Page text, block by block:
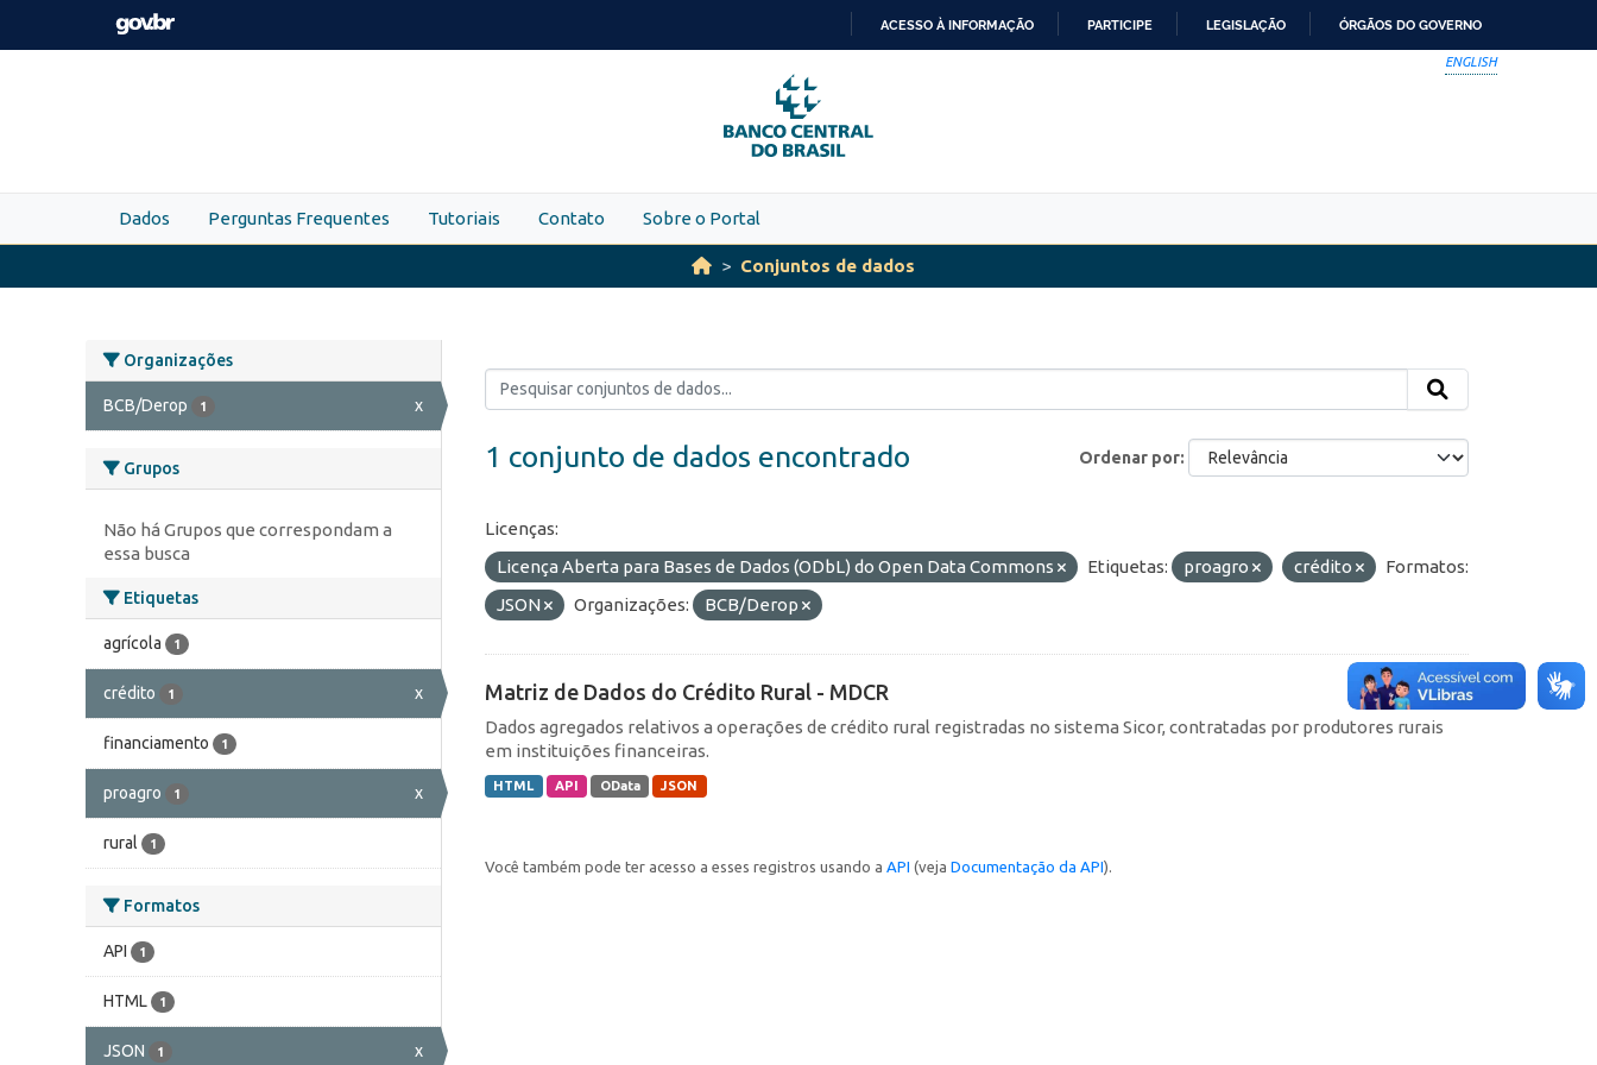
Skip to main content
PARA
O
CONTEÚDO
ACESSO À INFORMAÇÃO PARTICIPE LEGISLAÇÃO ÓRGÃOS DO GOVERNO
ENGLISH
Dados Perguntas Frequentes Tutoriais Contato Sobre o Portal
Conjuntos de dados
Organizações
BCB/Derop 1 x
Grupos
Não há Grupos que correspondam a
essa busca
Etiquetas
agrícola 1
crédito 1 x
financiamento 1
proagro 1 x
rural 1
Formatos
API 1
HTML 1
JSON 1 x
Ordenar por
1 conjunto de dados encontrado
Licenças:
Licença Aberta para Bases de Dados (ODbL) do Open Data Commons
Etiquetas: proagro crédito
Formatos:
JSON
Organizações: BCB/Derop
Matriz de Dados do Crédito Rural - MDCR
Dados agregados relativos a operações de crédito rural registradas no sistema Sicor, contratadas por produtores rurais
em instituições financeiras.
HTML API OData JSON
Você também pode ter acesso a esses registros usando a API (veja Documentação da API).